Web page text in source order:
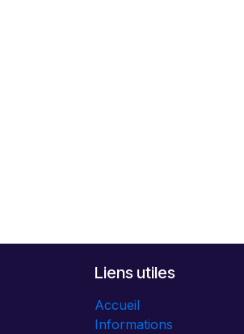
Liens utiles
Accueil
Informations